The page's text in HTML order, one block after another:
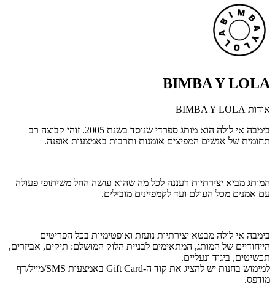
BIMBA Y LOLA
אודות BIMBA Y LOLA
בימבה אי לולה הוא מותג ספרדי שנוסד בשנת 2005. זוהי קבוצה רב
תחומית של אנשים המפיצים אומנות ותרבות באמצעות אופנה.
המותג מביא יצירתיות רעננה לכל מה שהוא עושה החל משיתופי פעולה
עם אמנים מכל העולם ועד לקמפיינים מובילים.
בימבה אי לולה מבטא יצירתיות נועזת ואופטימיות בכל הפריטים
הייחודיים של המותג, המתאימים לבניית הלוק המושלם: תיקים, אביזרים,
תכשיטים, ביגוד ונעליים.
למימוש בחנות יש להציג את קוד ה-Gift Card באמצעות SMS/מייל/דף
מודפס.